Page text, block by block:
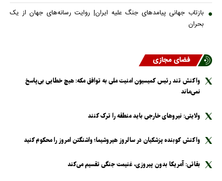
بازتاب جهانی پیامدهای جنگ علیه ایران| روایت رسانه‌های جهان از یک
بحران
فضای مجازی
واکنش تند رئیس کمیسیون امنیت ملی به توافق مکه: هیچ خطایی بی‌پاسخ
نمی‌ماند
ولایتی: نیرو‌های خارجی باید منطقه را ترک کنند
واکنش کوبنده پزشکیان در سالروز هیروشیما؛ واشنگتن امروز را محکوم کنید
بقائی: آمریکا بدون پیروزی، غنیمت جنگی تقسیم می‌کند